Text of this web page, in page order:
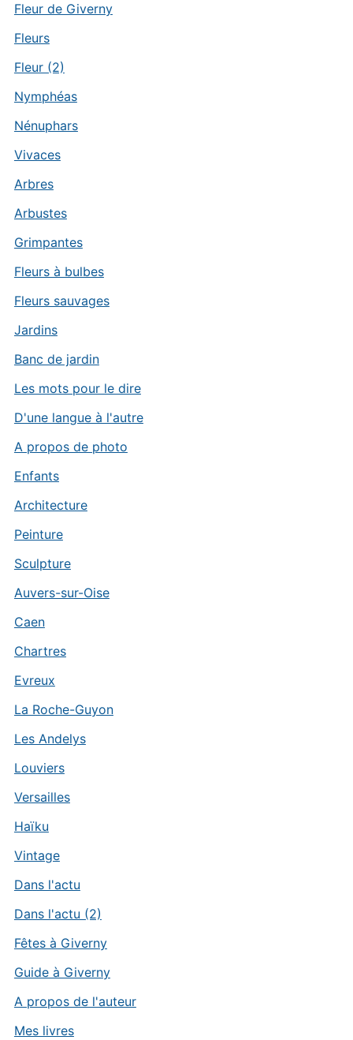
Fleur de Giverny
Fleurs
Fleur (2)
Nymphéas
Nénuphars
Vivaces
Arbres
Arbustes
Grimpantes
Fleurs à bulbes
Fleurs sauvages
Jardins
Banc de jardin
Les mots pour le dire
D'une langue à l'autre
A propos de photo
Enfants
Architecture
Peinture
Sculpture
Auvers-sur-Oise
Caen
Chartres
Evreux
La Roche-Guyon
Les Andelys
Louviers
Versailles
Haïku
Vintage
Dans l'actu
Dans l'actu (2)
Fêtes à Giverny
Guide à Giverny
A propos de l'auteur
Mes livres